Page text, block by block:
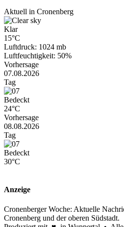
Aktuell in Cronenberg
Klar
15°C
Luftdruck: 1024 mb
Luftfeuchtigkeit: 50%
Vorhersage
07.08.2026
Tag
Bedeckt
24°C
Vorhersage
08.08.2026
Tag
Bedeckt
30°C
Anzeige
Cronenberger Woche: Aktuelle
Cronenberg und der oberen Südstadt.